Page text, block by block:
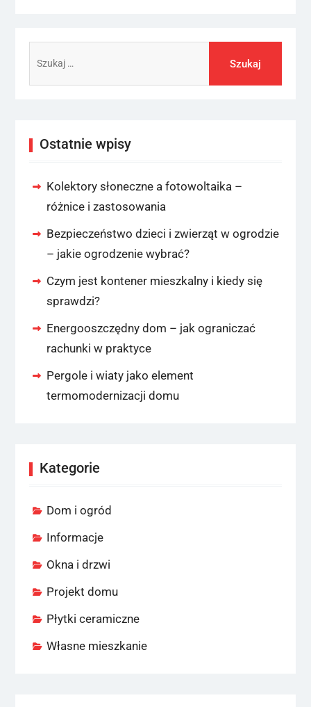
Ostatnie wpisy
Kolektory słoneczne a fotowoltaika –
różnice i zastosowania
Bezpieczeństwo dzieci i zwierząt w ogrodzie
– jakie ogrodzenie wybrać?
Czym jest kontener mieszkalny i kiedy się
sprawdzi?
Energooszczędny dom – jak ograniczać
rachunki w praktyce
Pergole i wiaty jako element
termomodernizacji domu
Kategorie
Dom i ogród
Informacje
Okna i drzwi
Projekt domu
Płytki ceramiczne
Własne mieszkanie